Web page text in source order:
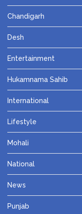
Chandigarh
Desh
Entertainment
Hukamnama Sahib
International
Lifestyle
Mohali
National
News
Punjab